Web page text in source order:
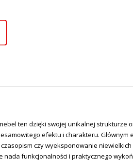
ten dzięki swojej unikalnej
efektu i charakteru. Głównym
czy wyeksponowanie niewielkich
nada funkcjonalności i praktycznego